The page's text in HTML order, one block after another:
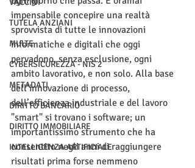
VACCINI
TUTELA ANZIANI
MULTE
CYBERSICUREZZA - NIS 2
METADATI
DIRITTO BANCARIO
DIRITTO IMMOBILIARE
INTELLIGENZA ARTIFICIALE
impensabile concepire una realtà
sprovvista di tutte le innovazioni
informatiche e digitali che oggi
pervadono, senza esclusione, ogni
ambito lavorativo, e non solo. Alla base
dell’innovazione di processo,
dell’efficienza industriale e del lavoro
"smart" si trovano i software; un
importantissimo strumento che ha
consentito negli anni di raggiungere
risultati prima forse nemmeno